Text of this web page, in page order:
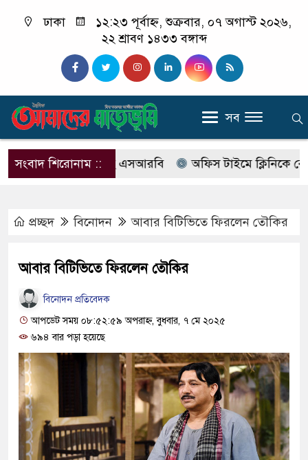
ঢাকা
১২:২৩ পূর্বাহ্ন, শুক্রবার, ০৭ অগাস্ট ২০২৬,
২২ শ্রাবণ ১৪৩৩ বঙ্গাব্দ
সব
সংবাদ শিরোনাম ::
নাম বদলে আসছে এসআরবি অফিস টাইমে ক্লিনিকে রোগী
প্রচ্ছদ বিনোদন আবার বিটিভিতে ফিরলেন তৌকির
আবার বিটিভিতে ফিরলেন তৌকির
বিনোদন প্রতিবেদক
আপডেট সময় ০৮:৫২:৫৯ অপরাহ্ন, বুধবার, ৭ মে ২০২৫
৬৯৪ বার পড়া হয়েছে